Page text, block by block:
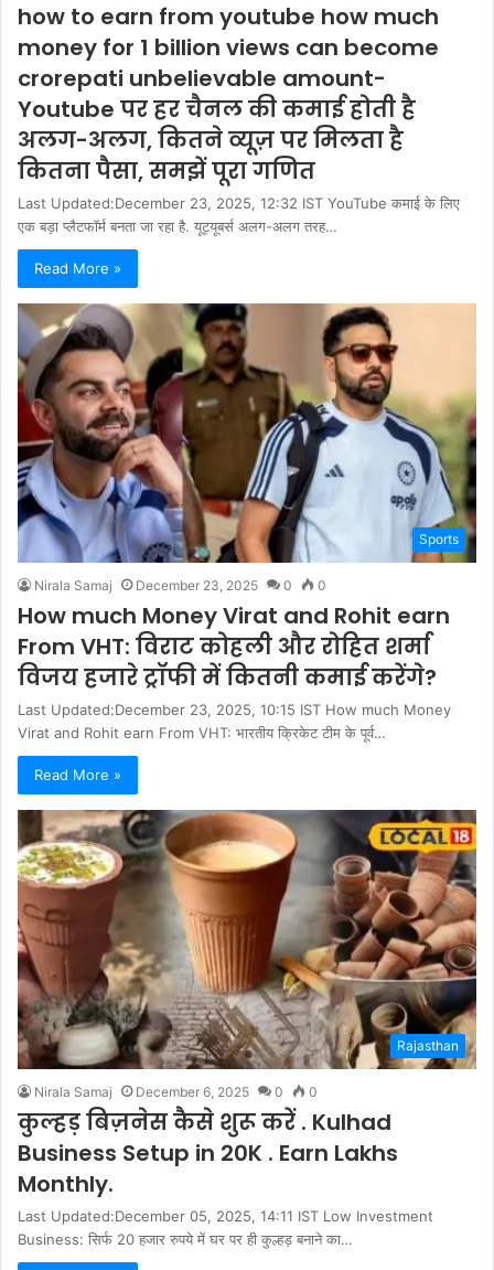
how to earn from youtube how much
money for 1 billion views can become
crorepati unbelievable amount-
Youtube पर हर चैनल की कमाई होती है
अलग-अलग, कितने व्यूज़ पर मिलता है
कितना पैसा, समझें पूरा गणित
Last Updated:December 23, 2025, 12:32 IST YouTube कमाई के लिए
एक बड़ा प्लैटफॉर्म बनता जा रहा है. यूट्यूबर्स अलग-अलग तरह…
Read More »
Sports
Nirala Samaj December 23, 2025 0 0
How much Money Virat and Rohit earn
From VHT: विराट कोहली और रोहित शर्मा
विजय हजारे ट्रॉफी में कितनी कमाई करेंगे?
Last Updated:December 23, 2025, 10:15 IST How much Money
Virat and Rohit earn From VHT: भारतीय क्रिकेट टीम के पूर्व…
Read More »
Rajasthan
Nirala Samaj December 6, 2025 0 0
कुल्हड़ बिज़नेस कैसे शुरू करें . Kulhad
Business Setup in 20K . Earn Lakhs
Monthly.
Last Updated:December 05, 2025, 14:11 IST Low Investment
Business: सिर्फ 20 हजार रुपये में घर पर ही कुल्हड़ बनाने का…